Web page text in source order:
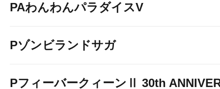
PAわんわんパラダイスV
Pゾンビランドサガ
PフィーバークィーンⅡ 30th